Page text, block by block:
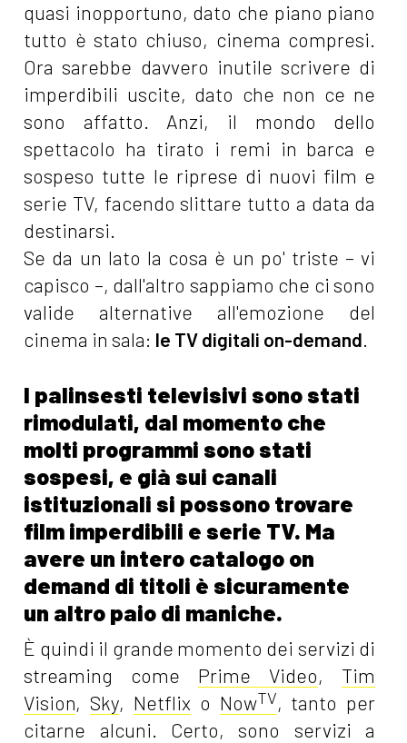
quasi inopportuno, dato che piano piano
tutto è stato chiuso, cinema compresi.
Ora sarebbe davvero inutile scrivere di
imperdibili uscite, dato che non ce ne
sono affatto. Anzi, il mondo dello
spettacolo ha tirato i remi in barca e
sospeso tutte le riprese di nuovi film e
serie TV, facendo slittare tutto a data da
destinarsi.
Se da un lato la cosa è un po' triste – vi
capisco –, dall'altro sappiamo che ci sono
valide alternative all'emozione del
cinema in sala: le TV digitali on-demand.
I palinsesti televisivi sono stati
rimodulati, dal momento che
molti programmi sono stati
sospesi, e già sui canali
istituzionali si possono trovare
film imperdibili e serie TV. Ma
avere un intero catalogo on
demand di titoli è sicuramente
un altro paio di maniche.
È quindi il grande momento dei servizi di
streaming come Prime Video, Tim
Vision,Sky, Netflix o NowTV, tanto per
citarne alcuni. Certo, sono servizi a